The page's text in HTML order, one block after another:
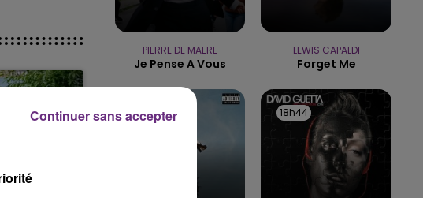
LE WEEK-END CHAMPAGNE FM
PIERRE DE MAERE
Je Pense A Vous
LEWIS CAPALDI
Forget Me
18h48
18h48 18h44
18h44
Continuer sans accepter